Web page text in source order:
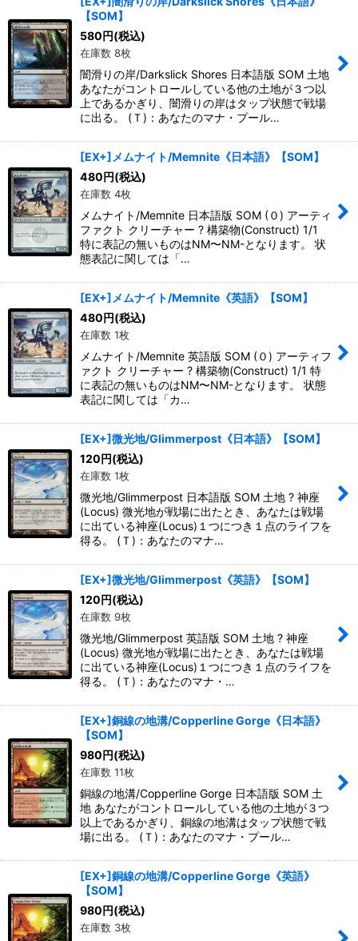
【SOM】
580円(税込)
在庫数 8枚
闇滑りの岸/Darkslick Shores 日本語版 SOM 土地
あなたがコントロールしている他の土地が３つ以
上であるかぎり、闇滑りの岸はタップ状態で戦場
に出る。 (Ｔ)：あなたのマナ・プール…
[EX+]メムナイト/Memnite《日本語》【SOM】
480円(税込)
在庫数 4枚
メムナイト/Memnite 日本語版 SOM (０) アーティ
ファクト クリーチャー ? 構築物(Construct) 1/1
特に表記の無いものはNM〜NM-となります。 状
態表記に関しては「…
[EX+]メムナイト/Memnite《英語》【SOM】
480円(税込)
在庫数 1枚
メムナイト/Memnite 英語版 SOM (０) アーティフ
ァクト クリーチャー ? 構築物(Construct) 1/1 特
に表記の無いものはNM〜NM-となります。 状態
表記に関しては「カ…
[EX+]微光地/Glimmerpost《日本語》【SOM】
120円(税込)
在庫数 1枚
微光地/Glimmerpost 日本語版 SOM 土地 ? 神座
(Locus) 微光地が戦場に出たとき、あなたは戦場
に出ている神座(Locus)１つにつき１点のライフを
得る。 (Ｔ)：あなたのマナ…
[EX+]微光地/Glimmerpost《英語》【SOM】
120円(税込)
在庫数 9枚
微光地/Glimmerpost 英語版 SOM 土地 ? 神座
(Locus) 微光地が戦場に出たとき、あなたは戦場
に出ている神座(Locus)１つにつき１点のライフを
得る。 (Ｔ)：あなたのマナ・…
[EX+]銅線の地溝/Copperline Gorge《日本語》
【SOM】
980円(税込)
在庫数 11枚
銅線の地溝/Copperline Gorge 日本語版 SOM 土
地 あなたがコントロールしている他の土地が３つ
以上であるかぎり、銅線の地溝はタップ状態で戦
場に出る。 (Ｔ)：あなたのマナ・プール…
[EX+]銅線の地溝/Copperline Gorge《英語》
【SOM】
980円(税込)
在庫数 3枚